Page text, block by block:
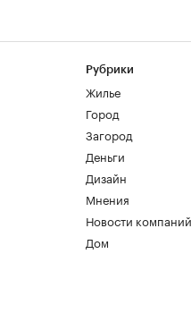
Рубрики
Жилье
Город
Загород
Деньги
Дизайн
Мнения
Новости компаний
Дом